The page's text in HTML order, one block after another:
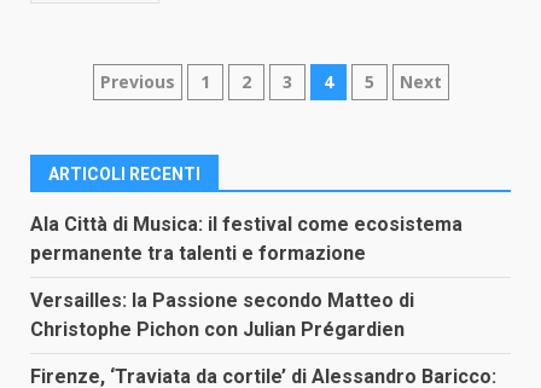
Paginazione
articoli
Previous 1 2 3 4 5 Next
ARTICOLI RECENTI
Ala Città di Musica: il festival come ecosistema
permanente tra talenti e formazione
Versailles: la Passione secondo Matteo di
Christophe Pichon con Julian Prégardien
Firenze, ‘Traviata da cortile’ di Alessandro Baricco: